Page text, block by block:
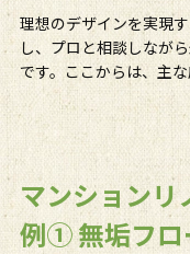
理想のデザインを実現
し、プロと相談しなが
です。ここからは、主
マンションリ
例① 無垢フロ